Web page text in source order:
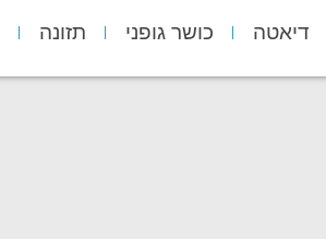
דיאטה כושר גופני תזונה